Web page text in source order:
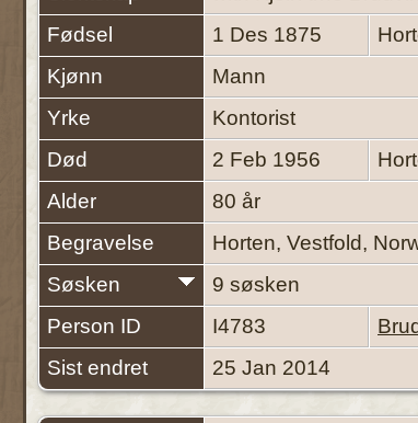
Fødsel
1 Des 1875
Kjønn
Mann
Yrke
Kontorist
Død
2 Feb 1956
Alder
80 år
Begravelse
Horten, Vestfold,
Søsken
9 søsken
Person ID
I4783
Sist endret
25 Jan 2014